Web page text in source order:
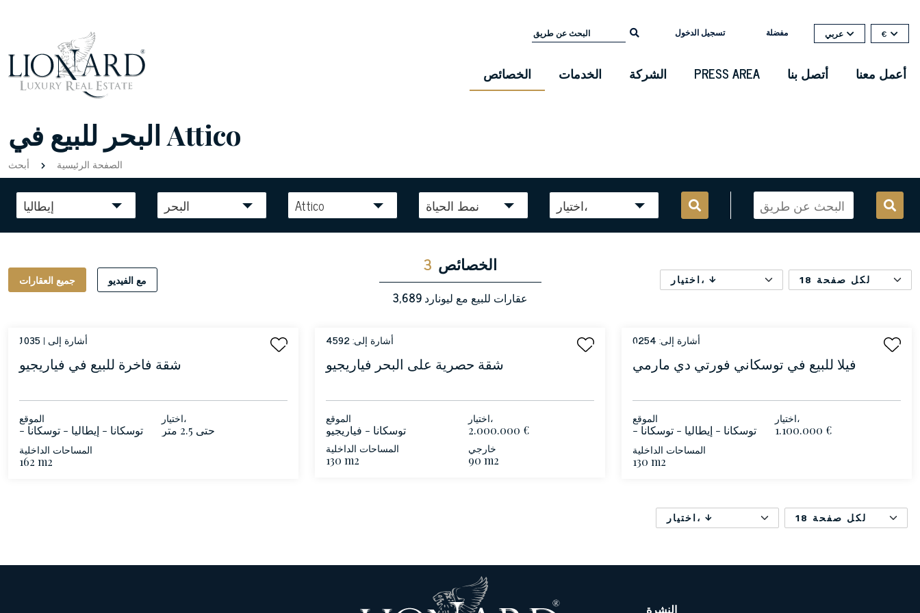
تسجيل الدخول مفضلة عربي €
الخصائص الخدمات الشركة PRESS AREA أتصل بنا أعمل معنا
البحر للبيع في Attico
الصفحة الرئيسية أبحث
إيطاليا البحر Attico نمط الحياة اختيار،
جميع العقارات مع الفيديو
3 الخصائص
3,689عقارات للبيع مع ليونارد
اختيار، 18 لكل صفحة
أشارة إلى | 1035
شقة فاخرة للبيع في فياريجيو
الموقع
توسكانا - إيطاليا - توسكانا -
اختيار،
حتى 2.5 متر
المساحات الداخلية
162 m2
أشارة إلى:4592
شقة حصرية على البحر فياريجيو
الموقع
توسكانا - فياريجيو
اختيار،
2.000.000 €
المساحات الداخلية
130 m2
خارجي
90 m2
أشارة إلى: 0254
فيلا للبيع في توسكاني فورتي دي مارمي
الموقع
توسكانا - إيطاليا - توسكانا -
اختيار،
1.100.000 €
المساحات الداخلية
130 m2
اختيار، 18 لكل صفحة
النشرة